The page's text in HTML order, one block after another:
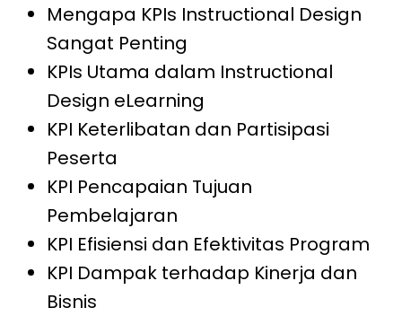
Mengapa KPIs Instructional Design
Sangat Penting
KPIs Utama dalam Instructional
Design eLearning
KPI Keterlibatan dan Partisipasi
Peserta
KPI Pencapaian Tujuan
Pembelajaran
KPI Efisiensi dan Efektivitas Program
KPI Dampak terhadap Kinerja dan
Bisnis